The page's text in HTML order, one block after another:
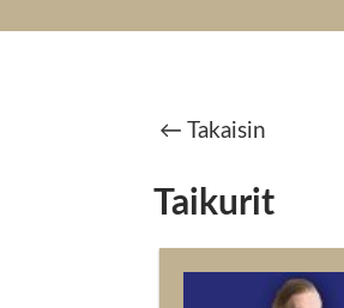
← Takaisin
Taikurit